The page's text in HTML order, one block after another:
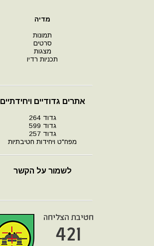
מדיה
תמונות
סרטים
מצגות
תכניות רדיו
אתרים גדודיים ויחידתיים
גדוד 264
גדוד 599
גדוד 257
מפח"ט ויחידות חטיבתיות
לשמור על הקשר